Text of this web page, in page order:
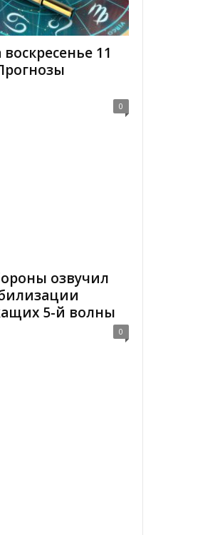
11
0
озвучил
5-й волны
0